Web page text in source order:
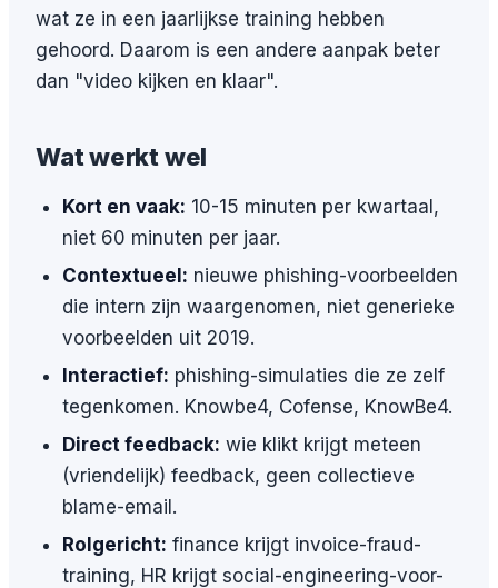
wat ze in een jaarlijkse training hebben
gehoord. Daarom is een andere aanpak beter
dan "video kijken en klaar".
Wat werkt wel
Kort en vaak: 10-15 minuten per kwartaal,
niet 60 minuten per jaar.
Contextueel: nieuwe phishing-voorbeelden
die intern zijn waargenomen, niet generieke
voorbeelden uit 2019.
Interactief: phishing-simulaties die ze zelf
tegenkomen. Knowbe4, Cofense, KnowBe4.
Direct feedback: wie klikt krijgt meteen
(vriendelijk) feedback, geen collectieve
blame-email.
Rolgericht: finance krijgt invoice-fraud-
training, HR krijgt social-engineering-voor-